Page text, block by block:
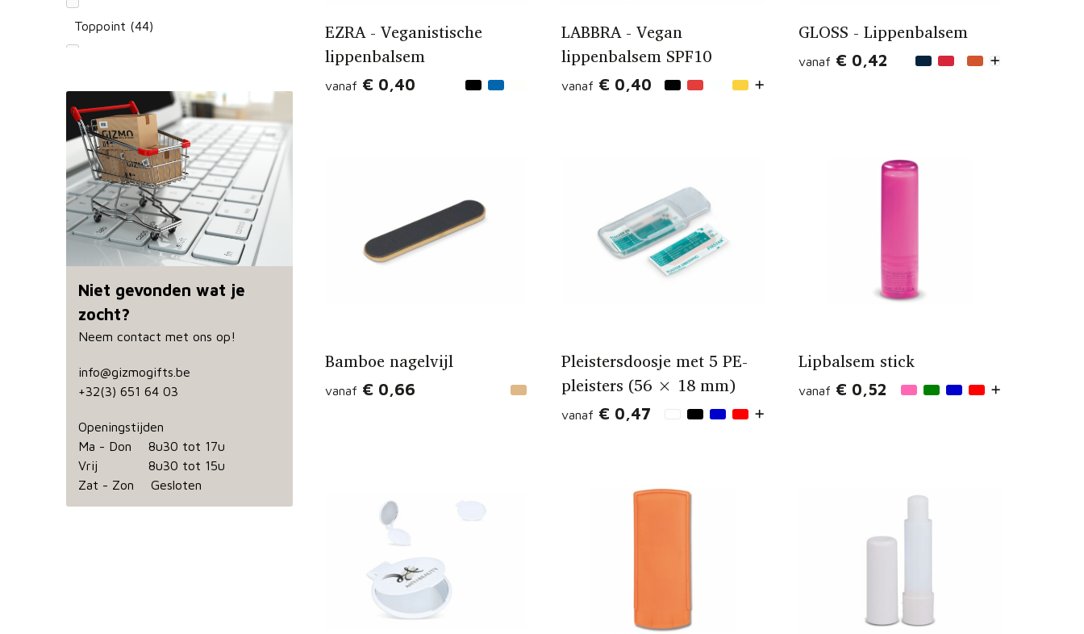
zwart (73)
Toppoint (44)
Vinga
XD Collection (14)
Yoko (3)
Niet gevonden wat je
zocht?
Neem contact met ons op!
info@gizmogifts.be
+32(3) 651 64 03
Openingstijden
Ma - Don 8u30 tot 17u
Vrij 8u30 tot 15u
Zat - Zon Gesloten
EZRA - Veganistische
lippenbalsem
vanaf € 0,40
LABBRA - Vegan
lippenbalsem SPF10
vanaf € 0,40
GLOSS - Lippenbalsem
vanaf € 0,42
Bamboe nagelvijl
vanaf € 0,66
Pleistersdoosje met 5 PE-
pleisters (56 × 18 mm)
vanaf € 0,47
Lipbalsem stick
vanaf € 0,52